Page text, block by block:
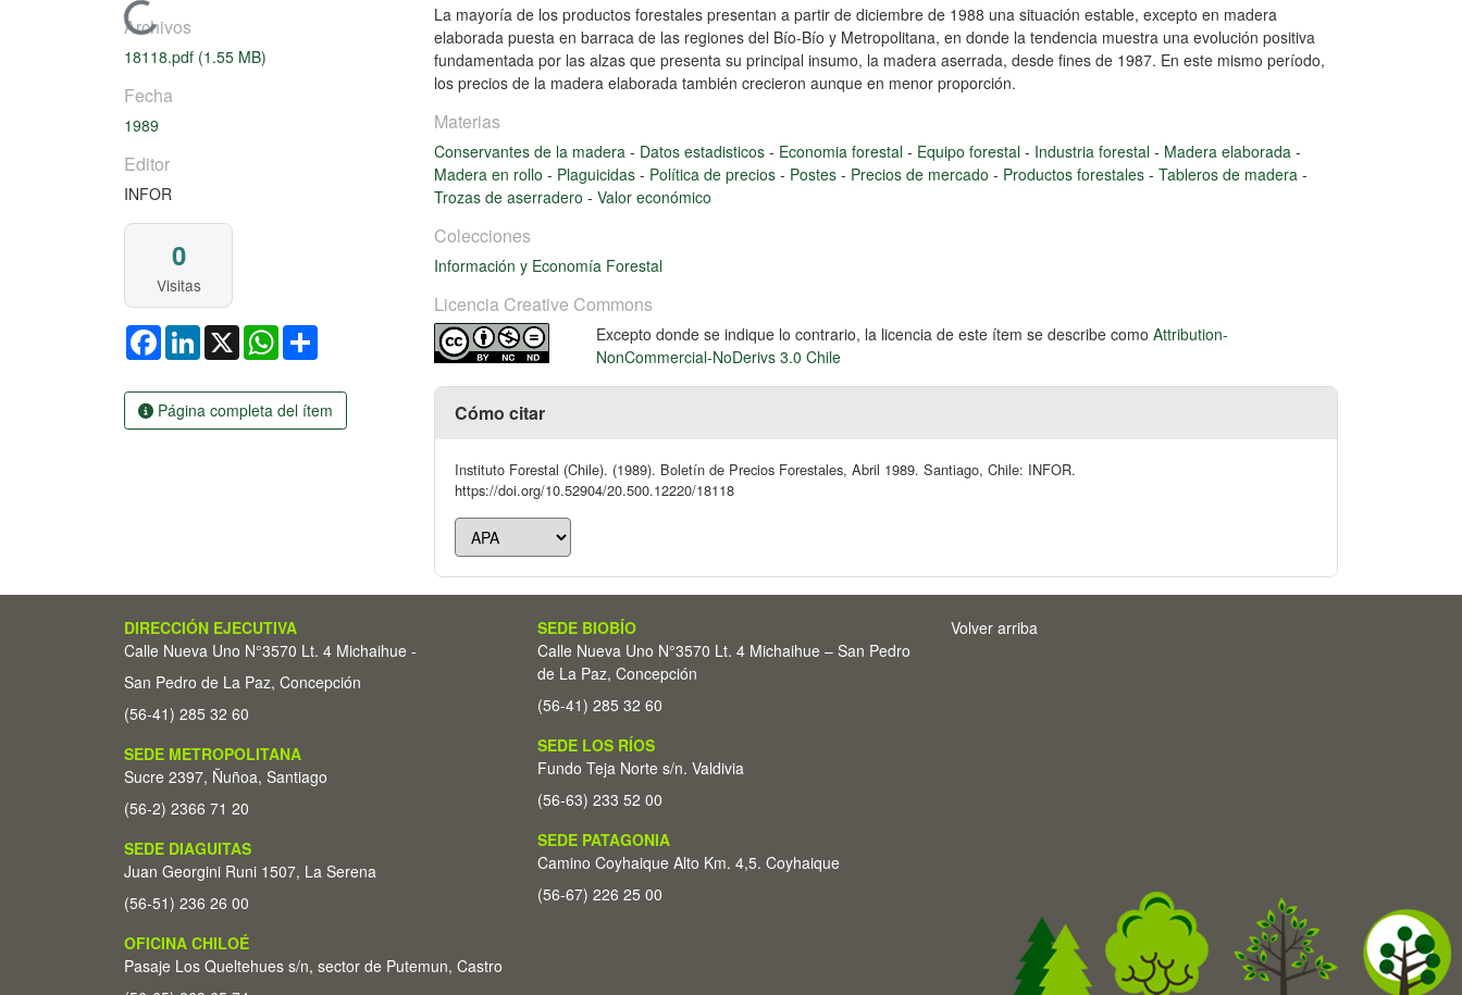
Cargando...
Archivos
18118.pdf (1.55 MB)
Fecha
1989
Editor
INFOR
0
Visitas
FacebookLinkedIn
X WhatsApp
Página completa del ítem
La mayoría de los productos forestales presentan a partir de diciembre de 1988 una situación estable, excepto en madera
elaborada puesta en barraca de las regiones del Bío-Bío y Metropolitana, en donde la tendencia muestra una evolución positiva
fundamentada por las alzas que presenta su principal insumo, la madera aserrada, desde fines de 1987. En este mismo período,
los precios de la madera elaborada también crecieron aunque en menor proporción.
Materias
Conservantes de la madera - Datos estadisticos - Economia forestal - Equipo forestal - Industria forestal - Madera elaborada -
Madera en rollo - Plaguicidas - Política de precios - Postes - Precios de mercado - Productos forestales - Tableros de madera -
Trozas de aserradero - Valor económico
Colecciones
Información y Economía Forestal
Licencia Creative Commons
Excepto donde se indique lo contrario, la licencia de este ítem se describe como Attribution-
NonCommercial-NoDerivs 3.0 Chile
Cómo citar
Instituto Forestal (Chile). (1989). Boletín de Precios Forestales, Abril 1989. Santiago, Chile: INFOR.
https://doi.org/10.52904/20.500.12220/18118
DIRECCIÓN EJECUTIVA
Calle Nueva Uno N°3570 Lt. 4 Michaihue -
San Pedro de La Paz, Concepción
(56-41) 285 32 60
SEDE METROPOLITANA
Sucre 2397, Ñuñoa, Santiago
(56-2) 2366 71 20
SEDE DIAGUITAS
Juan Georgini Runi 1507, La Serena
(56-51) 236 26 00
OFICINA CHILOÉ
Pasaje Los Queltehues s/n, sector de Putemun, Castro
SEDE BIOBÍO
Calle Nueva Uno N°3570 Lt. 4 Michaihue – San Pedro
de La Paz, Concepción
(56-41) 285 32 60
SEDE LOS RÍOS
Fundo Teja Norte s/n. Valdivia
(56-63) 233 52 00
SEDE PATAGONIA
Camino Coyhaique Alto Km. 4,5. Coyhaique
(56-67) 226 25 00
Volver arriba